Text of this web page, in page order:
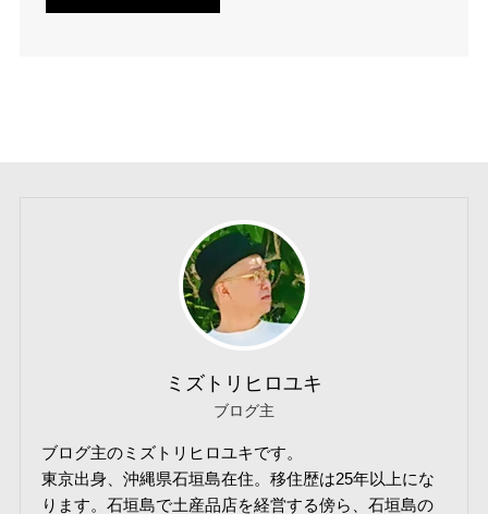
ミズトリヒロユキ
ブログ主
ブログ主のミズトリヒロユキです。
東京出身、沖縄県石垣島在住。移住歴は25年以上にな
ります。石垣島で土産品店を経営する傍ら、石垣島の